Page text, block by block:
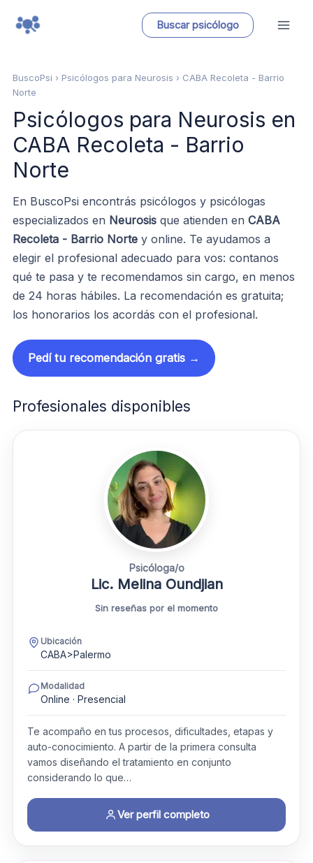
Buscar psicólogo
BuscoPsi › Psicólogos para Neurosis › CABA Recoleta - Barrio
Norte
Psicólogos para Neurosis en
CABA Recoleta - Barrio
Norte
En BuscoPsi encontrás psicólogos y psicólogas
especializados en Neurosis que atienden en CABA
Recoleta - Barrio Norte y online. Te ayudamos a
elegir el profesional adecuado para vos: contanos
qué te pasa y te recomendamos sin cargo, en menos
de 24 horas hábiles. La recomendación es gratuita;
los honorarios los acordás con el profesional.
Pedí tu recomendación gratis →
Profesionales disponibles
Psicóloga/o
Lic. Melina Oundjian
Sin reseñas por el momento
Ubicación
CABA>Palermo
Modalidad
Online · Presencial
Te acompaño en tus procesos, dificultades, etapas y
auto-conocimiento. A partir de la primera consulta
vamos diseñando el tratamiento en conjunto
considerando lo que…
Ver perfil completo